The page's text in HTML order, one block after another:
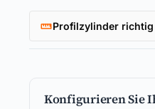
Profilzylinder richtig
Konfigurieren Sie